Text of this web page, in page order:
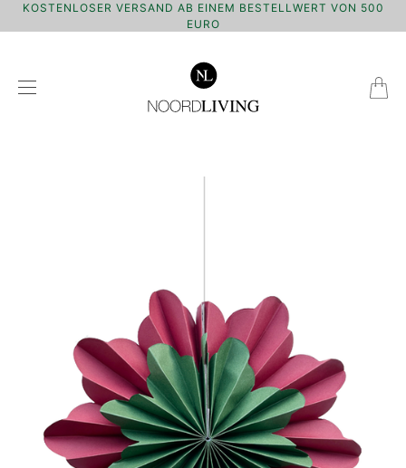
KOSTENLOSER VERSAND AB EINEM BESTELLWERT VON 500
EURO